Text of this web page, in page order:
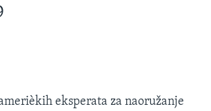
eksperata za naoružanje